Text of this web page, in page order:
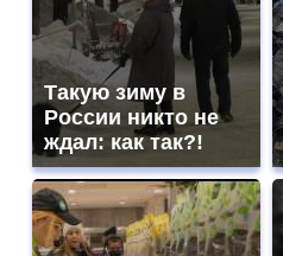
Такую зиму в
России никто не
ждал: как так?!